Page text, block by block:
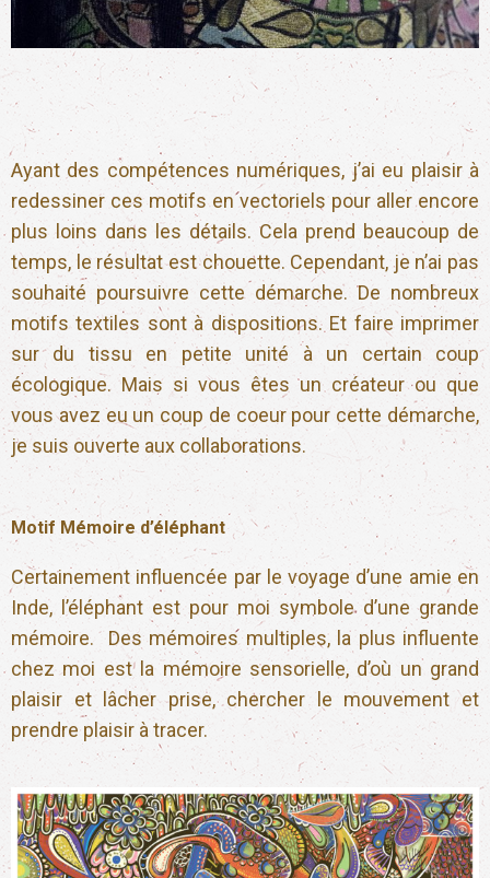
Ayant des compétences numériques, j’ai eu plaisir à
redessiner ces motifs en vectoriels pour aller encore
plus loins dans les détails. Cela prend beaucoup de
temps, le résultat est chouette. Cependant, je n’ai pas
souhaité poursuivre cette démarche. De nombreux
motifs textiles sont à dispositions. Et faire imprimer
sur du tissu en petite unité à un certain coup
écologique. Mais si vous êtes un créateur ou que
vous avez eu un coup de coeur pour cette démarche,
je suis ouverte aux collaborations.
Motif Mémoire d’éléphant
Certainement influencée par le voyage d’une amie en
Inde, l’éléphant est pour moi symbole d’une grande
mémoire. Des mémoires multiples, la plus influente
chez moi est la mémoire sensorielle, d’où un grand
plaisir et lâcher prise, chercher le mouvement et
prendre plaisir à tracer.